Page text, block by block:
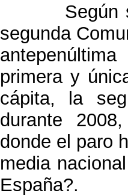
Según
segunda
primera y
cápita, la
durante
donde el paro
media
España?.